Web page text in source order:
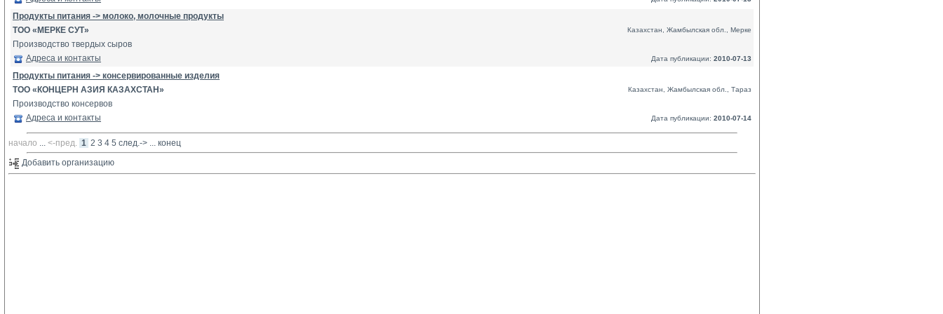
Продукты питания -> молоко, молочные продукты
ТОО «МЕРКЕ СУТ»
Казахстан, Жамбылская обл., Мерке
Производство твердых сыров
Адреса и контакты
Дата публикации: 2010-07-13
Продукты питания -> консервированные изделия
ТОО «КОНЦЕРН АЗИЯ КАЗАХСТАН»
Казахстан, Жамбылская обл., Тараз
Производство консервов
Адреса и контакты
Дата публикации: 2010-07-14
начало ... <-пред. 1 2 3 4 5 след.-> ... конец
Добавить организацию